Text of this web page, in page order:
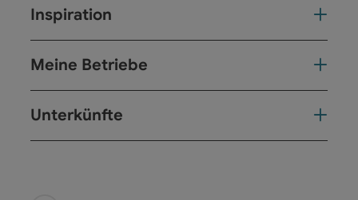
Inspiration
Meine Betriebe
Unterkünfte